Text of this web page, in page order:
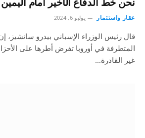
عقار واستثمار يوليو 6, 2024
قال رئيس الوزراء الإسباني بيدرو سانشيز،
المتطرفة في أوروبا تفرض أطرها على الأحزاب
غير القادرة…